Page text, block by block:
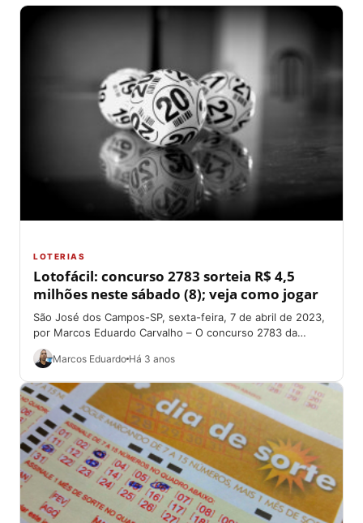
LOTERIAS
Lotofácil: concurso 2783 sorteia R$ 4,5
milhões neste sábado (8); veja como jogar
São José dos Campos-SP, sexta-feira, 7 de abril de 2023,
por Marcos Eduardo Carvalho – O concurso 2783 da
Lotofácil tem sorteio...
Marcos Eduardo Há 3 anos